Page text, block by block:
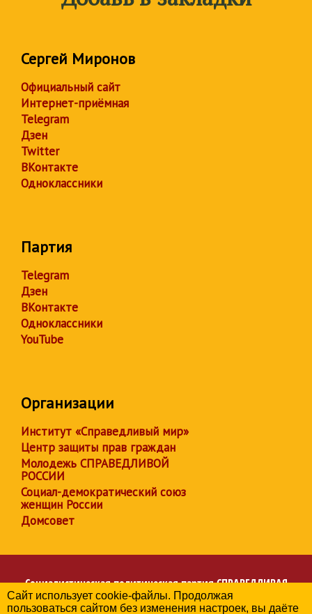
Сергей Миронов
Официальный сайт
Интернет-приёмная
Telegram
Дзен
Twitter
ВКонтакте
Одноклассники
Партия
Telegram
Дзен
ВКонтакте
Одноклассники
YouTube
Организации
Институт «Справедливый мир»
Центр защиты прав граждан
Молодежь СПРАВЕДЛИВОЙ
РОССИИ
Социал-демократический союз
женщин России
Домсовет
Социалистическая политическая партияСПРАВЕДЛИВАЯ
РОССИЯ
Сайт использует cookie-файлы. Продолжая
пользоваться сайтом без изменения настроек, вы даёте